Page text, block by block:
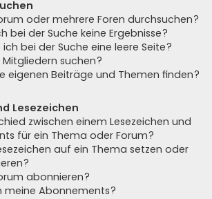
oder mehrere Foren durchsuchen?
bei der Suche keine Ergebnisse?
bei der Suche eine leere Seite?
suchen?
eigenen Beiträge und Themen finden?
Lesezeichen
zwischen einem Lesezeichen und
für ein Thema oder Forum?
auf ein Thema setzen oder
abonnieren?
meine Abonnements?